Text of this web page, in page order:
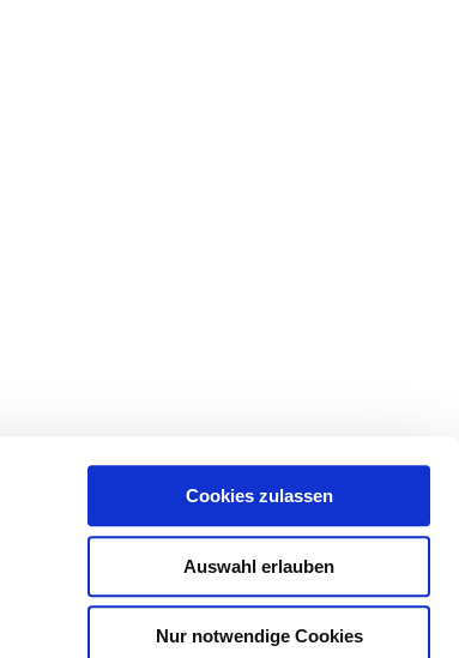
Cookies zulassen
Auswahl erlauben
Nur notwendige Cookies